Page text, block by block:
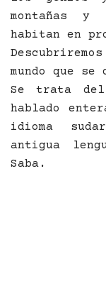
montañas y
habitan en
mundo que se
Se trata del
hablado
idioma
antigua
Saba.